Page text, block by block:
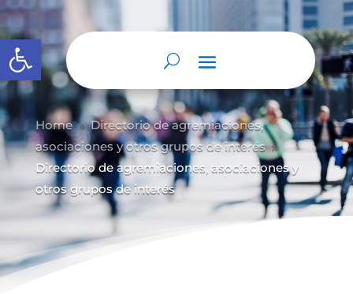
Abrir barra de herramientas
Home 9 Directorio de agremiaciones,
asociaciones y otros grupos de interés 9
Directorio de agremiaciones, asociaciones y
otros grupos de interés